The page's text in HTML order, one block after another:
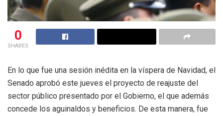
0
SHARES
En lo que fue una sesión inédita en la víspera de Navidad, el
Senado aprobó este jueves el proyecto de reajuste del
sector público presentado por el Gobierno, el que además
concede los aguinaldos y beneficios. De esta manera, fue